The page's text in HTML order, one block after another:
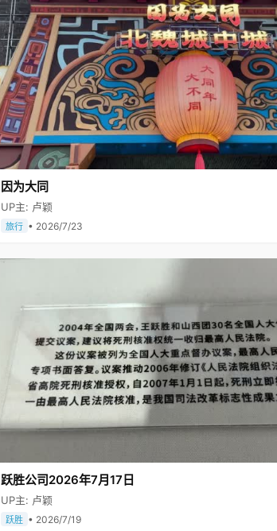
因为大同
UP主: 卢颖
旅行 • 2026/7/23
跃胜公司2026年7月17日
UP主: 卢颖
跃胜 • 2026/7/19